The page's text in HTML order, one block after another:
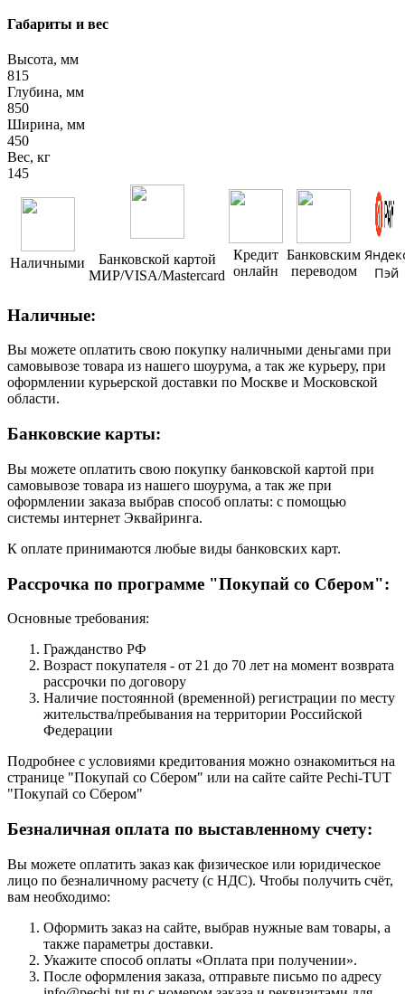
Габариты и вес
Высота, мм
815
Глубина, мм
850
Ширина, мм
450
Вес, кг
145
Наличными
Банковской картой
МИР/VISA/Mastercard
Кредит
онлайн
Банковским
переводом
Пэй
Наличные:
Вы можете оплатить свою покупку наличными деньгами при
самовывозе товара из нашего шоурума, а так же курьеру, при
оформлении курьерской доставки по Москве и Московской
области.
Банковские карты:
Вы можете оплатить свою покупку банковской картой при
самовывозе товара из нашего шоурума, а так же при
оформлении заказа выбрав способ оплаты: с помощью
системы интернет Эквайринга.
К оплате принимаются любые виды банковских карт.
Рассрочка по программе "Покупай со Сбером":
Основные требования:
Гражданство РФ
Возраст покупателя - от 21 до 70 лет на момент возврата
рассрочки по договору
Наличие постоянной (временной) регистрации по месту
жительства/пребывания на территории Российской
Федерации
Подробнее с условиями кредитования можно ознакомиться на
странице "Покупай со Сбером" или на сайте сайте Pechi-TUT
"Покупай со Сбером"
Безналичная оплата по выставленному счету:
Вы можете оплатить заказ как физическое или юридическое
лицо по безналичному расчету (с НДС). Чтобы получить счёт,
вам необходимо:
Оформить заказ на сайте, выбрав нужные вам товары, а
также параметры доставки.
Укажите способ оплаты «Оплата при получении».
После оформления заказа, отправьте письмо по адресу